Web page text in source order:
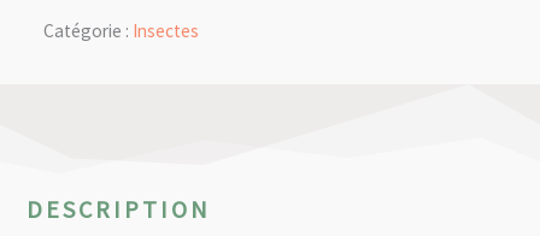
Catégorie : Insectes
DESCRIPTION